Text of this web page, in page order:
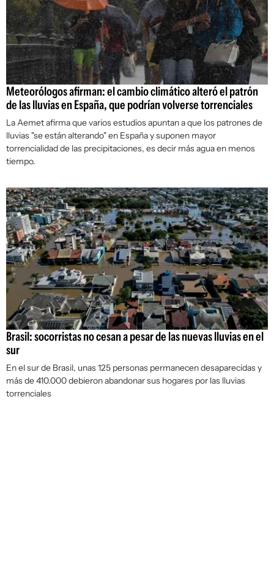
Meteorólogos afirman: el cambio climático alteró el patrón
de las lluvias en España, que podrían volverse torrenciales
La Aemet afirma que varios estudios apuntan a que los patrones de
lluvias "se están alterando" en España y suponen mayor
torrencialidad de las precipitaciones, es decir más agua en menos
tiempo.
Brasil: socorristas no cesan a pesar de las nuevas lluvias en el
sur
En el sur de Brasil, unas 125 personas permanecen desaparecidas y
más de 410.000 debieron abandonar sus hogares por las lluvias
torrenciales